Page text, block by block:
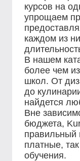
курсов на
упрощаем
каждом из
В нашем
более чем
школ. От
до
найдется
Вне
бюджета,
правильный
платные,
обучения.